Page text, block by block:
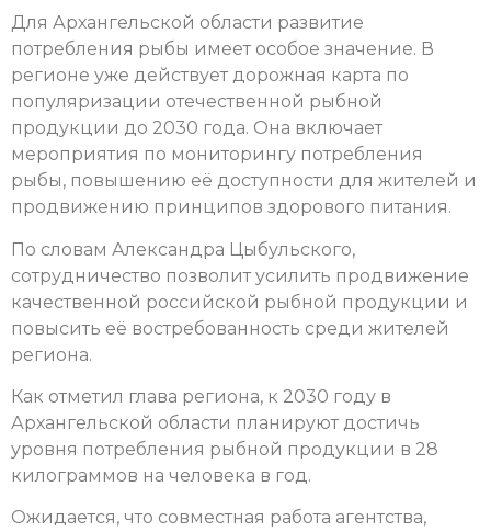
Для Архангельской области развитие
потребления рыбы имеет особое значение. В
регионе уже действует дорожная карта по
популяризации отечественной рыбной
продукции до 2030 года. Она включает
мероприятия по мониторингу потребления
рыбы, повышению её доступности для жителей и
продвижению принципов здорового питания.
По словам Александра Цыбульского,
сотрудничество позволит усилить продвижение
качественной российской рыбной продукции и
повысить её востребованность среди жителей
региона.
Как отметил глава региона, к 2030 году в
Архангельской области планируют достичь
уровня потребления рыбной продукции в 28
килограммов на человека в год.
Ожидается, что совместная работа агентства,